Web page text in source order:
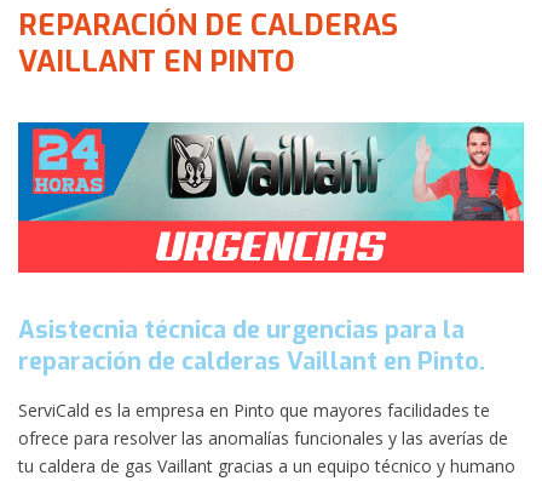
REPARACIÓN DE CALDERAS
VAILLANT EN PINTO
Asistecnia técnica de urgencias para la
reparación de calderas Vaillant en Pinto.
ServiCald es la empresa en Pinto que mayores facilidades te
ofrece para resolver las anomalías funcionales y las averías de
tu caldera de gas Vaillant gracias a un equipo técnico y humano